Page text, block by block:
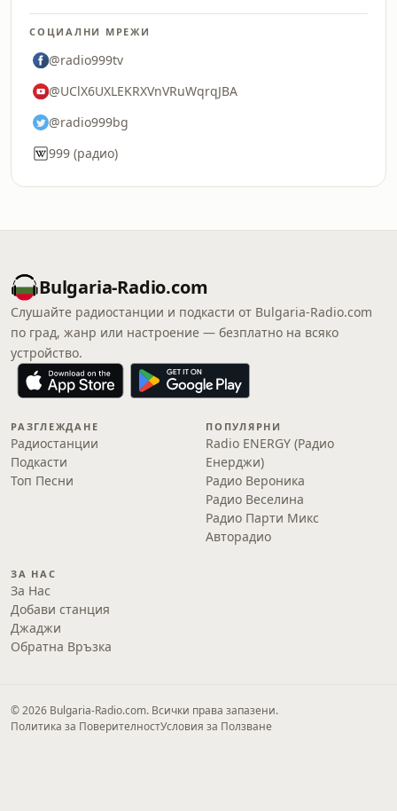
СОЦИАЛНИ МРЕЖИ
@radio999tv
@UClX6UXLEKRXVnVRuWqrqJBA
@radio999bg
999 (радио)
Bulgaria-Radio.com
Слушайте радиостанции и подкасти от Bulgaria-Radio.com
по град, жанр или настроение — безплатно на всяко
устройство.
РАЗГЛЕЖДАНЕ
Радиостанции
Подкасти
Топ Песни
ПОПУЛЯРНИ
Radio ENERGY (Радио
Енерджи)
Радио Вероника
Радио Веселина
Радио Парти Микс
Авторадио
ЗА НАС
За Нас
Добави станция
Джаджи
Обратна Връзка
© 2026 Bulgaria-Radio.com. Всички права запазени.
Политика за ПоверителностУсловия за Ползване